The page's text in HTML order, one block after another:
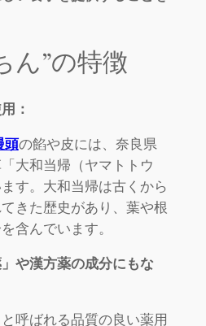
ん”の特徴
：
頭の餡や皮には、奈良県
大和当帰（ヤマトトウ
す。大和当帰は古くから
きた歴史があり、葉や根
含んでいます。
や漢方薬の成分にもな
呼ばれる品質の良い薬用